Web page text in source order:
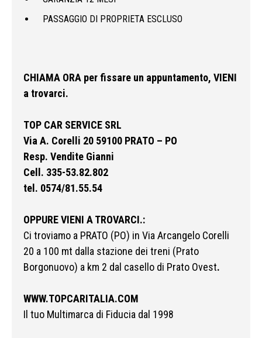
PASSAGGIO DI PROPRIETA ESCLUSO
CHIAMA ORA per fissare un appuntamento, VIENI
a trovarci.
TOP CAR SERVICE SRL
Via A. Corelli 20 59100 PRATO – PO
Resp. Vendite Gianni
Cell. 335-53.82.802
tel. 0574/81.55.54
OPPURE VIENI A TROVARCI.:
Ci troviamo a PRATO (PO) in Via Arcangelo Corelli
20 a 100 mt dalla stazione dei treni (Prato
Borgonuovo) a km 2 dal casello di Prato Ovest.
WWW.TOPCARITALIA.COM
Il tuo Multimarca di Fiducia dal 1998